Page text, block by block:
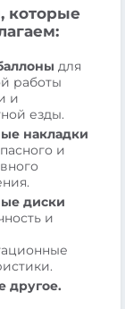
которые
для
работы
и
езды.
накладки
и
диски
и
другое.